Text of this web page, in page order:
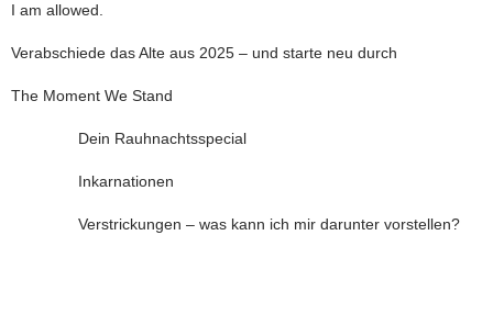
I am allowed.
Verabschiede das Alte aus 2025 – und starte neu durch
The Moment We Stand
Dein Rauhnachtsspecial
Inkarnationen
Verstrickungen – was kann ich mir darunter vorstellen?